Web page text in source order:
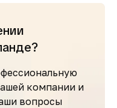
компании и
вопросы